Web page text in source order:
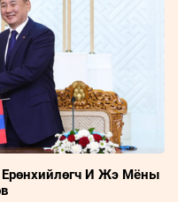
Ерөнхийлөгч И Жэ Мёны